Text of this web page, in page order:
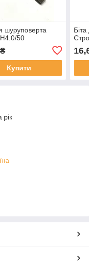
шуруповерта
50
Купити
рік